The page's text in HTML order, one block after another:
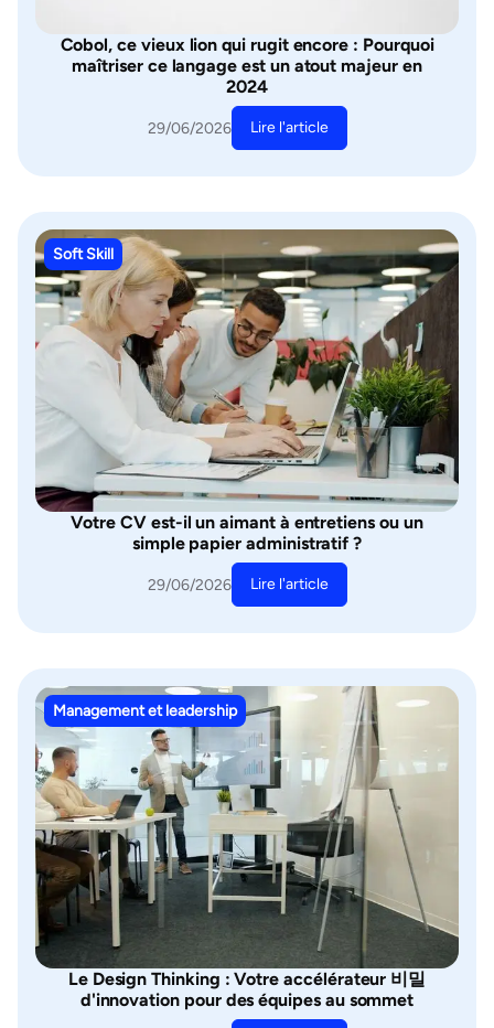
Cobol, ce vieux lion qui rugit encore : Pourquoi
maîtriser ce langage est un atout majeur en
2024
29/06/2026 Lire l'article
Soft Skill
Votre CV est-il un aimant à entretiens ou un
simple papier administratif ?
29/06/2026 Lire l'article
Management et leadership
Le Design Thinking : Votre accélérateur 비밀
d'innovation pour des équipes au sommet